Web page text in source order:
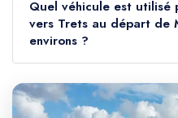
Quel véhicule est utilisé
vers Trets au départ de
environs ?